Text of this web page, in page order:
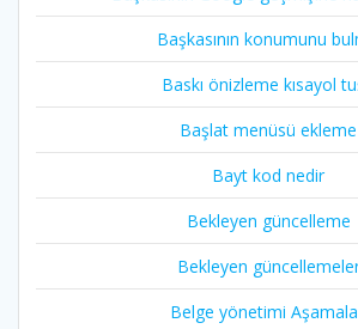
Başkasının konumunu
Baskı önizleme kısayol
Başlat menüsü ekleme
Bayt kod nedir
Bekleyen güncelleme
Bekleyen
Belge yönetimi